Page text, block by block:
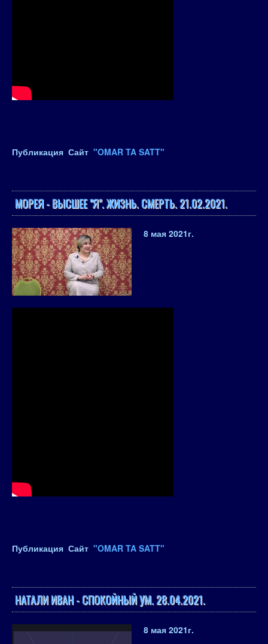
Публикация Сайт "OMAR TA SATT"
МОРЕЯ - ВЫСШЕЕ "Я". ЖИЗНЬ. СМЕРТЬ. 21.02.2021.
8 мая 2021г.
Публикация Сайт "OMAR TA SATT"
НАТАЛИ ИВАН - СПОКОЙНЫЙ УМ. 28.04.2021.
8 мая 2021г.